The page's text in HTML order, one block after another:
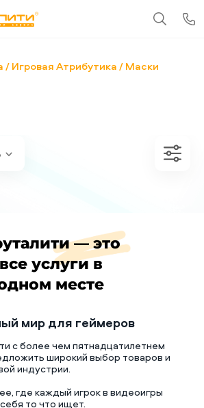
Игровая Атрибутика Маски
— это
все услуги в
месте
мир для геймеров
с более чем пятнадцатилетнем
широкий выбор товаров и
индустрии.
где каждый игрок в видеоигры
то что ищет.